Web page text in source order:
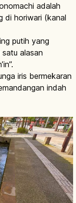
adalah
di horiwari (kanal
putih yang
alasan
iris bermekaran
indah